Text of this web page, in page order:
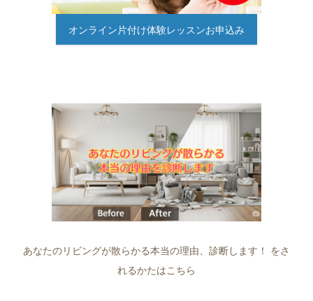
オンライン片付け体験レッスンお申込み
あなたのリビングが散らかる本当の理由、診断します！ をさ
れるかたはこちら